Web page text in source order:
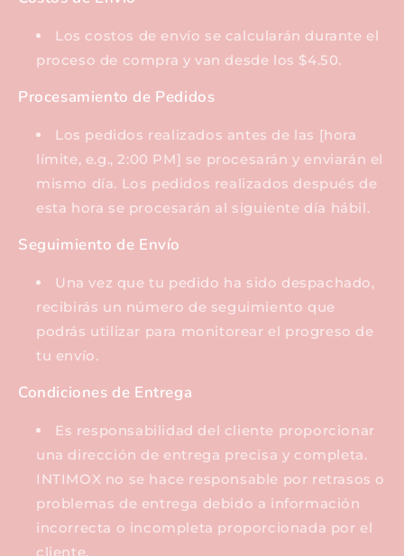
Los costos de envío se calcularán durante el
proceso de compra y van desde los $4.50.
Procesamiento de Pedidos
Los pedidos realizados antes de las [hora
límite, e.g., 2:00 PM] se procesarán y enviarán el
mismo día. Los pedidos realizados después de
esta hora se procesarán al siguiente día hábil.
Seguimiento de Envío
Una vez que tu pedido ha sido despachado,
recibirás un número de seguimiento que
podrás utilizar para monitorear el progreso de
tu envío.
Condiciones de Entrega
Es responsabilidad del cliente proporcionar
una dirección de entrega precisa y completa.
INTIMOX no se hace responsable por retrasos o
problemas de entrega debido a información
incorrecta o incompleta proporcionada por el
cliente.